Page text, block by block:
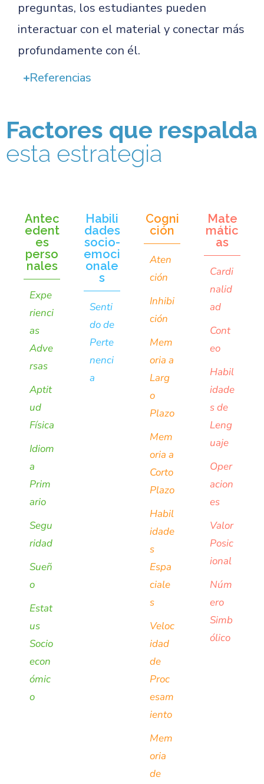
preguntas, los estudiantes pueden
interactuar con el material y conectar más
profundamente con él.
Referencias
Factores que respalda
esta estrategia
Antec
edent
es
perso
nales
Expe
rienci
as
Adve
rsas
Aptit
ud
Física
Idiom
a
Prim
ario
Segu
ridad
Sueñ
o
Estat
us
Socio
econ
ómic
o
Habili
dades
socio-
emoci
onale
s
Senti
do de
Perte
nenci
a
Cogni
ción
Aten
ción
Inhibi
ción
Mem
oria a
Larg
o
Plazo
Mem
oria a
Corto
Plazo
Habil
idade
s
Espa
ciale
s
Veloc
idad
de
Proc
esam
iento
Mem
oria
de
Mate
mátic
as
Cardi
nalid
ad
Cont
eo
Habil
idade
s de
Leng
uaje
Oper
acion
es
Valor
Posic
ional
Núm
ero
Simb
ólico